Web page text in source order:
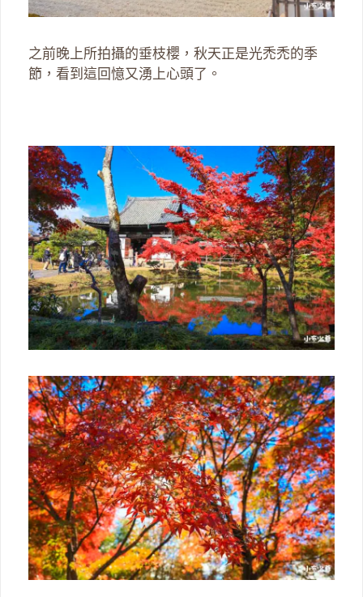
之前晚上所拍攝的垂枝櫻，秋天正是光禿禿的季
節，看到這回憶又湧上心頭了。